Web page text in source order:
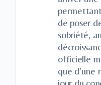
de poser
sobriété,
officielle
que